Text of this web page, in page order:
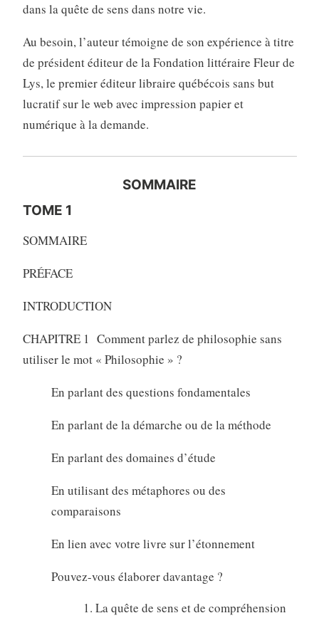
dans la quête de sens dans notre vie.
Au besoin, l’auteur témoigne de son expérience à titre
de président éditeur de la Fondation littéraire Fleur de
Lys, le premier éditeur libraire québécois sans but
lucratif sur le web avec impression papier et
numérique à la demande.
SOMMAIRE
TOME 1
SOMMAIRE
PRÉFACE
INTRODUCTION
CHAPITRE 1 Comment parlez de philosophie sans
utiliser le mot « Philosophie » ?
En parlant des questions fondamentales
En parlant de la démarche ou de la méthode
En parlant des domaines d’étude
En utilisant des métaphores ou des
comparaisons
En lien avec votre livre sur l’étonnement
Pouvez-vous élaborer davantage ?
La quête de sens et de compréhension